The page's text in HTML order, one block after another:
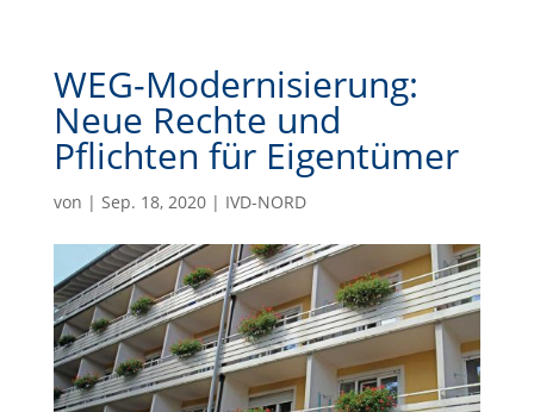
WEG-Modernisierung:
Neue Rechte und
Pflichten für Eigentümer
von | Sep. 18, 2020| IVD-NORD